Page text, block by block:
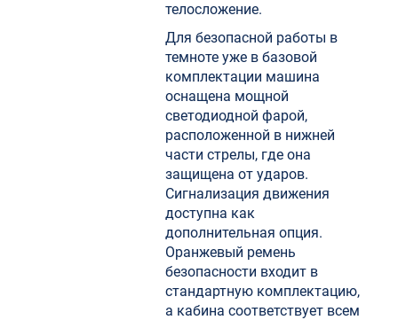
телосложение.
Для безопасной работы в
темноте уже в базовой
комплектации машина
оснащена мощной
светодиодной фарой,
расположенной в нижней
части стрелы, где она
защищена от ударов.
Сигнализация движения
доступна как
дополнительная опция.
Оранжевый ремень
безопасности входит в
стандартную комплектацию,
а кабина соответствует всем